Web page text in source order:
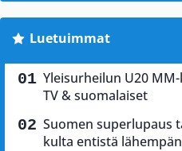
Luetuimmat
Yleisurheilun U20
TV & suomalaiset
Suomen superlupaus
kulta entistä